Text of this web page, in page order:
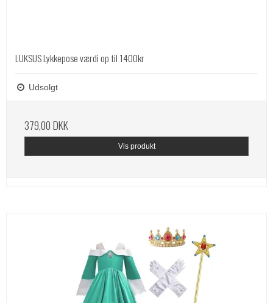
LUKSUS Lykkepose værdi op til 1400kr
Udsolgt
379,00 DKK
Vis produkt